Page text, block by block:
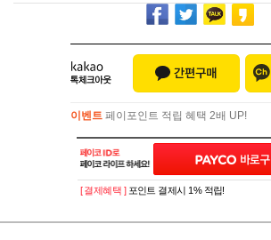
이벤트 페이포인트 적립 혜택 2배 UP!
이벤트페이포인트 적립 혜택 2배 UP!
[ 결제혜택 ] 포인트 결제시 1% 적립!